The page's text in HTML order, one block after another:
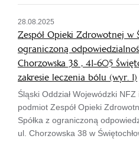
28.08.2025
Zespół Opieki Zdrowotnej w
ograniczoną
Chorzowska 38 , 41-605
zakresie leczenia bólu (wyr. 1)
Śląski Oddział Wojewódzki
podmiot Zespół Opieki
Spółka z ograniczoną
ul. Chorzowska 38 w